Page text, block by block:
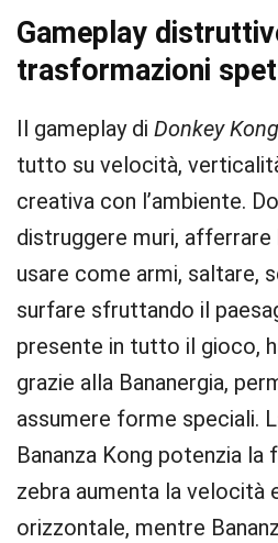
Gameplay
trasformazioni
Il gameplay di Donkey
tutto su velocità,
creativa con l’ambiente.
distruggere muri,
usare come armi, saltare,
surfare sfruttando il
presente in tutto il gioco,
grazie alla Bananergia,
assumere forme speciali.
Bananza Kong potenzia la
zebra aumenta la velocità
orizzontale, mentre